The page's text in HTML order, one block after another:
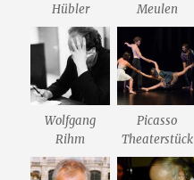
Hübler
Meulen
Wolfgang
Rihm
Picasso
Theaterstück